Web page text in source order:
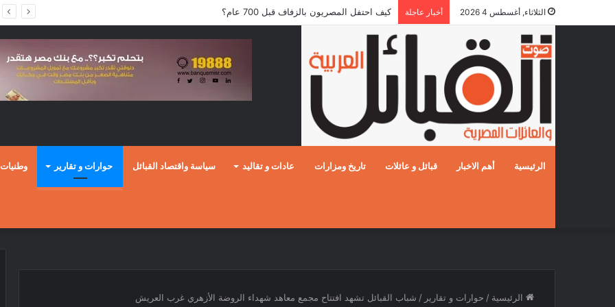
الثلاثاء, أغسطس 4 2026 أخبار عاجلة كيف احتفل المصريون بالزفاف قبل 700 عام؟
الرئيسية أهم الاخبار قبائل و عائلات تاريخ ومزارات عادات و تقاليد سياسة واقتصاد القبائل حوارات و تقارير وطنيات
الرئيسية / حوارات و تقارير / شباب القبائل تشهد افتتاح مجمع معاهد شهداء الروضة الأزهري غرب العريش